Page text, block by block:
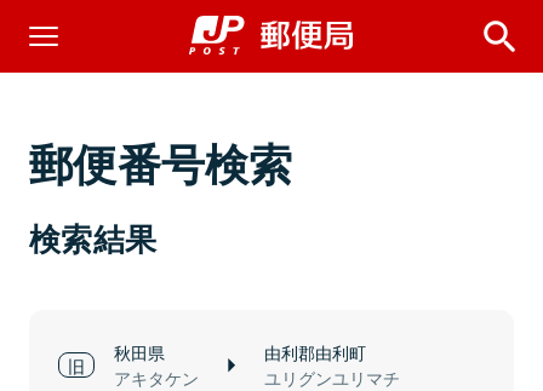
郵便番号検索
検索結果
秋田県
アキタケン
由利郡由利町
ユリグンユリマチ